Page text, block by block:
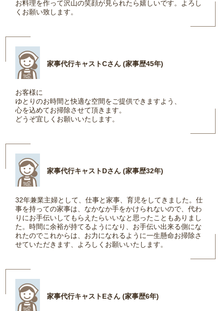
お料理を作って沢山の笑顔が見られたら嬉しいです。よろし
くお願い致します。
家事代行キャストCさん (家事歴45年)
お客様に
ゆとりのお時間と快適な空間をご提供できますよう、
心を込めてお掃除させて頂きます。
どうぞ宜しくお願いいたします。
家事代行キャストDさん (家事歴32年)
32年兼業主婦として、仕事と家事、育児をしてきました。仕
事を持っての家事は、なかなか手をかけられないので、代わ
りにお手伝いしてもらえたらいいなと思ったこともありまし
た。時間に余裕が持てるようになり、お手伝い出来る側にな
れたのでこれからは、お力になれるように一生懸命お掃除さ
せていただきます、よろしくお願いいたします。
家事代行キャストEさん (家事歴6年)